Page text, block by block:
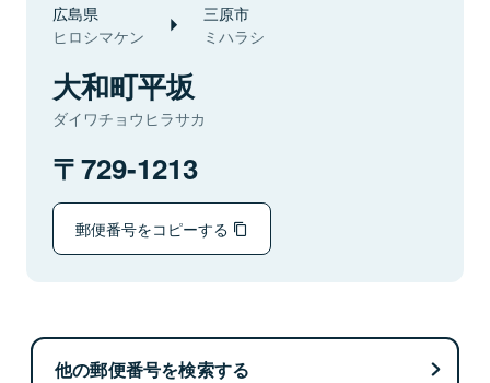
広島県
ヒロシマケン
三原市
ミハラシ
大和町平坂
ダイワチョウヒラサカ
729-1213
郵便番号をコピーする
他の郵便番号を検索する